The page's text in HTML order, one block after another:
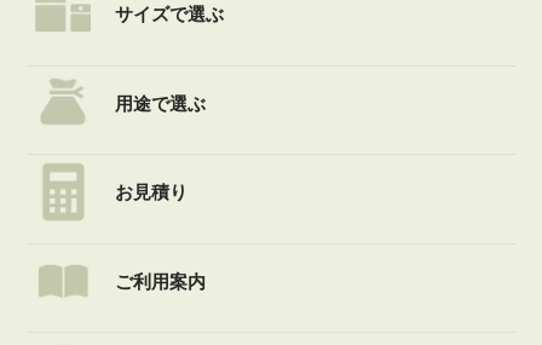
サイズで選ぶ
用途で選ぶ
お見積り
ご利用案内